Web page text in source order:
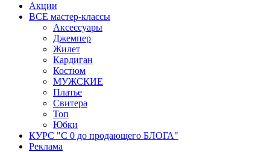
Акции
ВСЕ мастер-классы
Аксессуары
Джемпер
Жилет
Кардиган
Костюм
МУЖСКИЕ
Платье
Свитера
Топ
Юбки
КУРС "С 0 до продающего БЛОГА"
Реклама